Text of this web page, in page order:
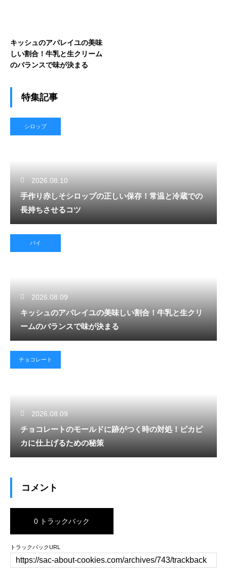
キッシュのアパレイユの美味
しい割合！牛乳と生クリーム
のバランスで味が決まる
特集記事
シロップ
2026.08.10
手作り赤しそシロップの正しい保存！常温と冷蔵での
長持ちさせるコツ
パイ
2026.08.09
キッシュのアパレイユの美味しい割合！牛乳と生クリ
ームのバランスで味が決まる
チョコレート
2026.08.09
チョコレートのモールドに跡がつく時の対処！ピカピ
カに仕上げるための秘策
コメント
0 トラックバック
トラックバックURL